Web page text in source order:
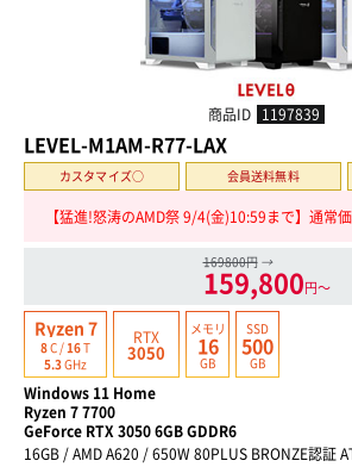
商品ID 1197839
LEVEL-M1AM-R77-LAX
カスタマイズ○ 会員送料無料
【猛進!怒涛のAMD祭 9/4(金)10:59まで】通常
169800円 →
159,800円〜
Ryzen 7
8C / 16T
5.3GHz
RTX
3050
メモリ
16
GB
SSD
500
GB
Windows 11 Home
Ryzen 7 7700
GeForce RTX 3050 6GB GDDR6
16GB / AMD A620 / 650W 80PLUS BRONZE認証